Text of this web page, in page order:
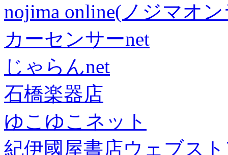
nojima online(ノジマオ
カーセンサーnet
じゃらんnet
石橋楽器店
ゆこゆこネット
紀伊國屋書店ウェブス